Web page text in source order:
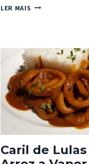
LER MAIS PIZZA
Caril de